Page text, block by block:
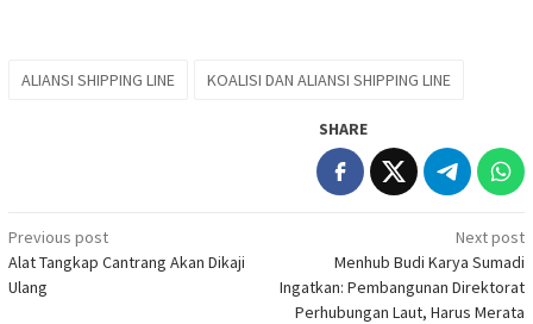
ALIANSI SHIPPING LINE KOALISI DAN ALIANSI SHIPPING LINE
SHARE
Post
navigation
Previous post
Alat Tangkap Cantrang Akan Dikaji
Ulang
Next post
Menhub Budi Karya Sumadi
Ingatkan: Pembangunan Direktorat
Perhubungan Laut, Harus Merata